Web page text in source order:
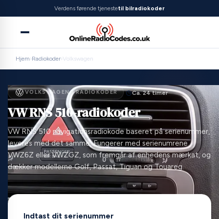
Verdens førende tjenestetil bilradiokoder
Hjem›Radiokoder›Volkswagen
VOLKSWAGEN · RADIOKODER Ca. 24 timer
VW RNS 510-radiokoder
VW RNS 510 navigationsradiokode baseret på serienummer,
leveres med det samme. Fungerer med serienumrene
VWZ6Z eller VWZGZ, som fremgår af enhedens mærkat, og
dækker modellerne Golf, Passat, Tiguan og Touareg.
Indtast dit serienummer